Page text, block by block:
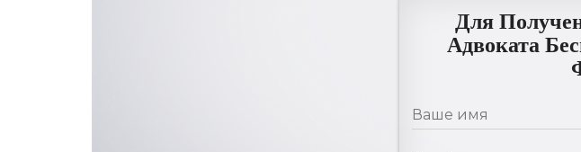
Для
Адвоката